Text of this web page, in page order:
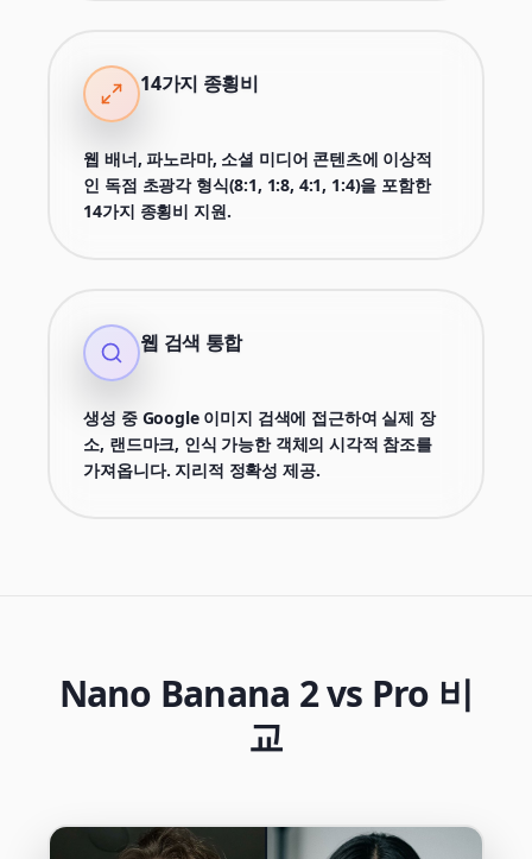
14가지 종횡비
웹 배너, 파노라마, 소셜 미디어 콘텐츠에 이상적
인 독점 초광각 형식(8:1, 1:8, 4:1, 1:4)을 포함한
14가지 종횡비 지원.
웹 검색 통합
생성 중 Google 이미지 검색에 접근하여 실제 장
소, 랜드마크, 인식 가능한 객체의 시각적 참조를
가져옵니다. 지리적 정확성 제공.
Nano Banana 2 vs Pro 비
교